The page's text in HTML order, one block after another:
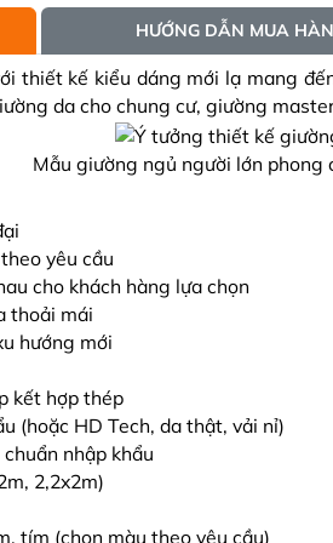
HƯỚNG DẪN MUA
thiết kế kiểu dáng mới lạ mang
da cho chung cư, giường
Mẫu giường ngủ người lớn phong
yêu cầu
cho khách hàng lựa chọn
thoải mái
hướng mới
kết hợp thép
(hoặc HD Tech, da thật, vải nỉ)
nhập khẩu
2,2x2m)
tím (chọn màu theo yêu cầu)